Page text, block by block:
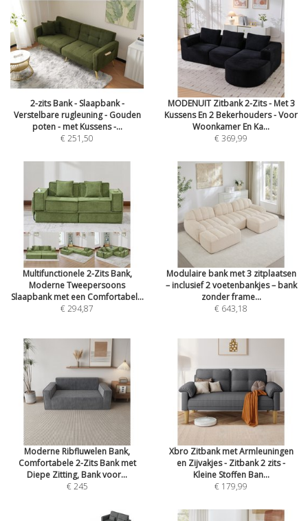
2-zits Bank - Slaapbank -
Verstelbare rugleuning - Gouden
poten - met Kussens -...
€ 251,50
MODENUIT Zitbank 2-Zits - Met 3
Kussens En 2 Bekerhouders - Voor
Woonkamer En Ka...
€ 369,99
Multifunctionele 2-Zits Bank,
Moderne Tweepersoons
Slaapbank met een Comfortabel...
€ 294,87
Modulaire bank met 3 zitplaatsen
– inclusief 2 voetenbankjes – bank
zonder frame...
€ 643,18
Moderne Ribfluwelen Bank,
Comfortabele 2-Zits Bank met
Diepe Zitting, Bank voor...
€ 245
Xbro Zitbank met Armleuningen
en Zijvakjes - Zitbank 2 zits -
Kleine Stoffen Ban...
€ 179,99